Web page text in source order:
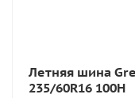
Летняя шина
235/60R16 100H